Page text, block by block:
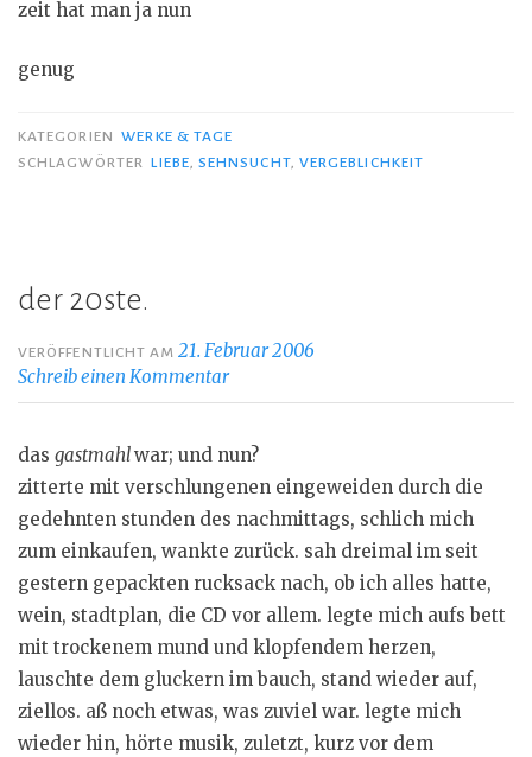
zeit hat man ja nun
genug
KATEGORIEN WERKE & TAGE
SCHLAGWÖRTER LIEBE, SEHNSUCHT, VERGEBLICHKEIT
der 20ste.
VERÖFFENTLICHT AM21. Februar 2006
Schreib einen Kommentar
das gastmahlwar; und nun?
zitterte mit verschlungenen eingeweiden durch die
gedehnten stunden des nachmittags, schlich mich
zum einkaufen, wankte zurück. sah dreimal im seit
gestern gepackten rucksack nach, ob ich alles hatte,
wein, stadtplan, die CD vor allem. legte mich aufs bett
mit trockenem mund und klopfendem herzen,
lauschte dem gluckern im bauch, stand wieder auf,
ziellos. aß noch etwas, was zuviel war. legte mich
wieder hin, hörte musik, zuletzt, kurz vor dem